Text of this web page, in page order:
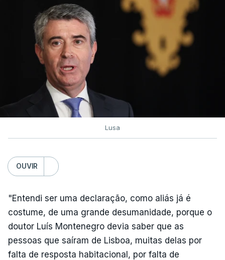
Lusa
OUVIR
"Entendi ser uma declaração, como aliás já é
costume, de uma grande desumanidade, porque o
doutor Luís Montenegro devia saber que as
pessoas que saíram de Lisboa, muitas delas por
falta de resposta habitacional, por falta de